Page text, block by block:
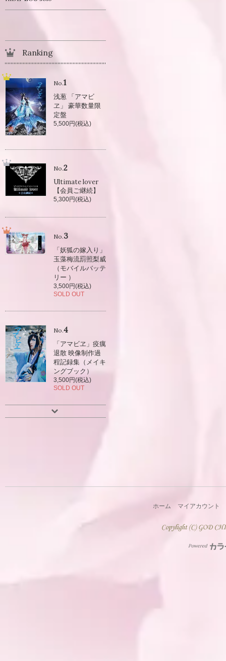
Ranking
No.1
浅葱 「アマビ
ヱ」 豪華数量限
定盤
5,500円(税込)
No.2
Ultimate lover
【会員ご継続】
5,300円(税込)
No.3
「妖狐の嫁入り」
玉藻梅流罰照梨威
（モバイルバッテ
リー ）
3,500円(税込)
SOLD OUT
No.4
「アマビヱ」疫癘
退散 映像制作過
程記録集（メイキ
ングブック）
3,500円(税込)
SOLD OUT
ホーム マイアカウント
Powered